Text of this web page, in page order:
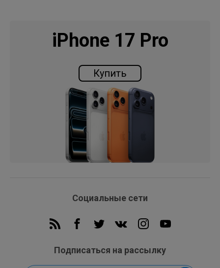
iPhone 17 Pro
Купить
Социальные сети
Подписаться на рассылку